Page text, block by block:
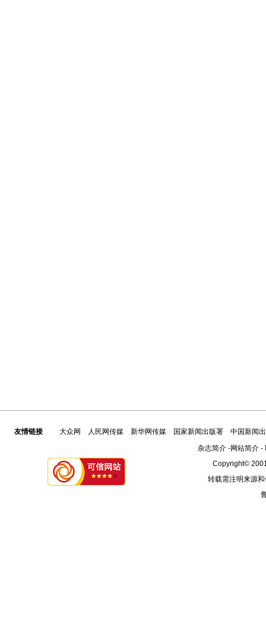
友情链接 大众网 人民网传媒 新华网传媒 国家新闻出版署
中国新闻
杂志简介-网站简介-
Copyright©
转载需注明来源